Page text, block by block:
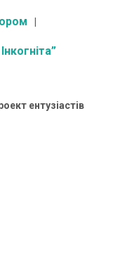
ентузіастів